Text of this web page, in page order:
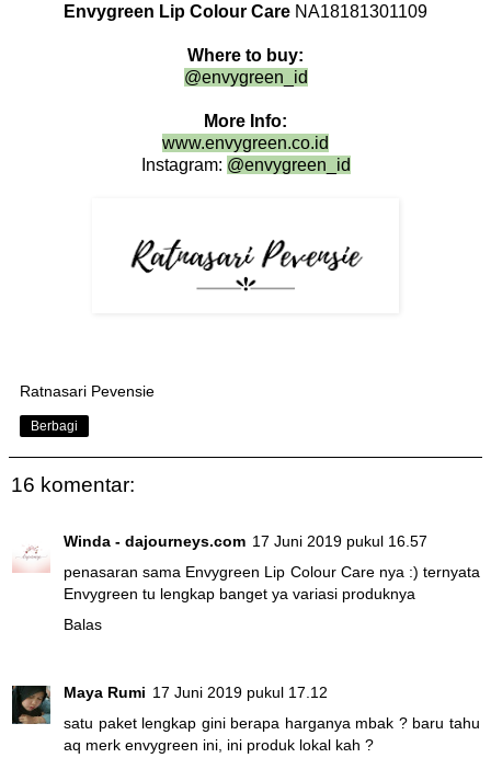
Envygreen Lip Colour Care NA18181301109
Where to buy:
@envygreen_id
More Info:
www.envygreen.co.id
Instagram: @envygreen_id
Ratnasari Pevensie
Berbagi
16 komentar:
Winda - dajourneys.com 17 Juni 2019 pukul 16.57
penasaran sama Envygreen Lip Colour Care nya :) ternyata
Envygreen tu lengkap banget ya variasi produknya
Balas
Maya Rumi 17 Juni 2019 pukul 17.12
satu paket lengkap gini berapa harganya mbak ? baru tahu
aq merk envygreen ini, ini produk lokal kah ?